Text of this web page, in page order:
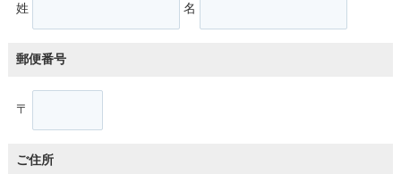
姓 名
郵便番号
〒
ご住所